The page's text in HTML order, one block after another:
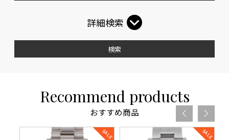
詳細検索
検索
Recommend products
おすすめ商品